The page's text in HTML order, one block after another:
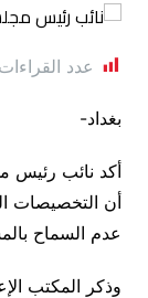
عدد
بغداد-
أكد نائب رئيس
أن التخصيصات
عدم السماح
وذكر المكتب